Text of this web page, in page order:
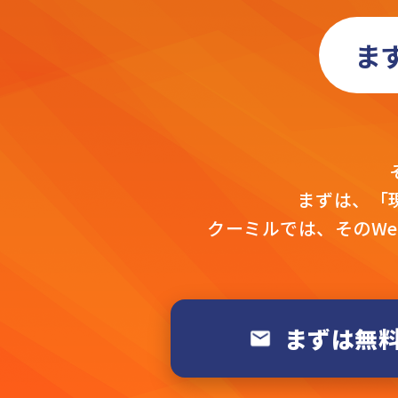
ま
まずは、「
クーミルでは、その
まずは無